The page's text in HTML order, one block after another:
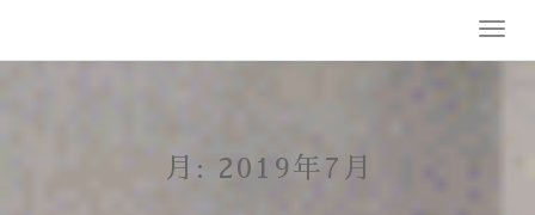
content
T
月: 2019年7月